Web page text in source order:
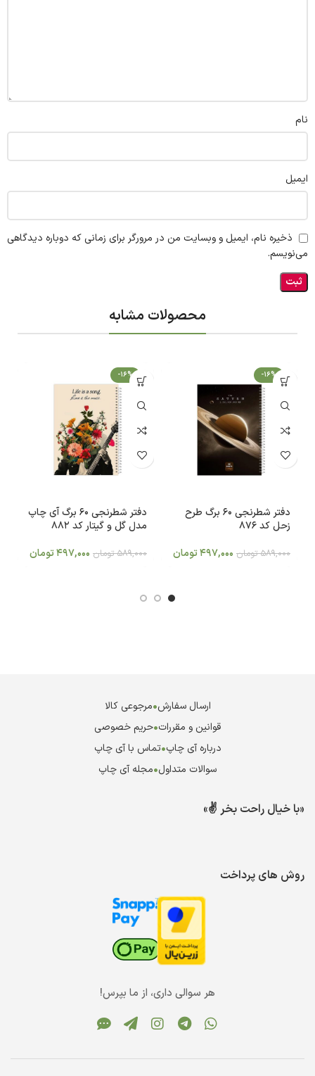
نام
ایمیل
ذخیره نام، ایمیل و وبسایت من در مرورگر برای زمانی که دوباره دیدگاهی
می‌نویسم.
محصولات مشابه
-16%
دفتر شطرنجی 60 برگ طرح
زحل کد 876
589,000 تومان 497,000تومان
-16%
دفتر شطرنجی 60 برگ آی چاپ
مدل گل و گیتار کد 882
589,000 تومان 497,000تومان
ارسال سفارش•مرجوعی کالا
قوانین و مقررات•حریم خصوصی
درباره آی چاپ•تماس با آی چاپ
سوالات متداول•مجله آی چاپ
«با خیال راحت بخر ✌️»
روش های پرداخت
هر سوالی داری، از ما بپرس!